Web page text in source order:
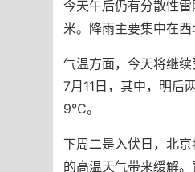
今天午后仍有分散性
米。降雨主要集中在西
气温方面，今天将继
7月11日，其中，明后
9℃。
下周二是入伏日，北
的高温天气带来缓解